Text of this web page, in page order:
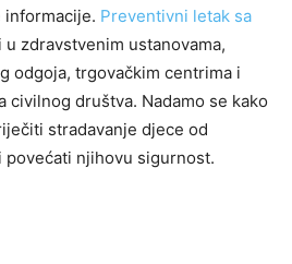
informacije. Preventivni letak sa
u zdravstvenim ustanovama,
odgoja, trgovačkim centrima i
civilnog društva. Nadamo se kako
stradavanje djece od
njihovu sigurnost.